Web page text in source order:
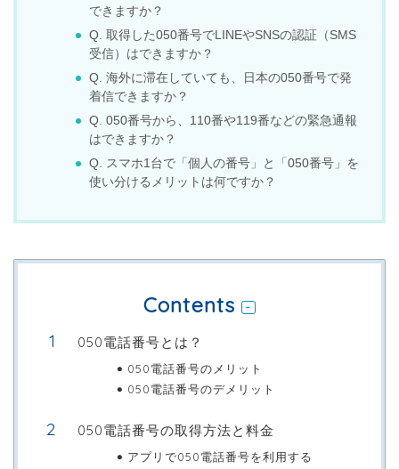
できますか？
Q. 取得した050番号でLINEやSNSの認証（SMS
受信）はできますか？
Q. 海外に滞在していても、日本の050番号で発
着信できますか？
Q. 050番号から、110番や119番などの緊急通報
はできますか？
Q. スマホ1台で「個人の番号」と「050番号」を
使い分けるメリットは何ですか？
Contents
050電話番号とは？
050電話番号のメリット
050電話番号のデメリット
050電話番号の取得方法と料金
アプリで050電話番号を利用する